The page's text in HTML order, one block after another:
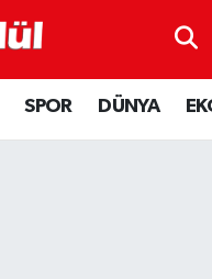
SPOR DÜNYA